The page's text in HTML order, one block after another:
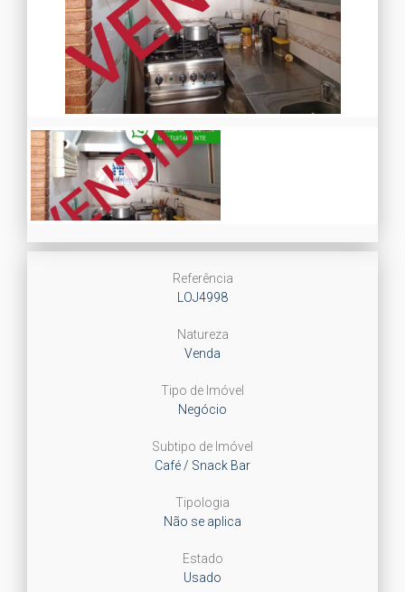
Referência
LOJ4998
Natureza
Venda
Tipo de Imóvel
Negócio
Subtipo de Imóvel
Café / Snack Bar
Tipologia
Não se aplica
Estado
Usado